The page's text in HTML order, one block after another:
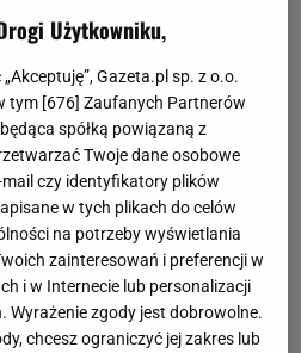
Użytkowniku,
Gazeta.pl sp. z o.o.
tym [676] Zaufanych Partnerów
spółką powiązaną z
Twoje dane osobowe
mail czy identyfikatory plików
w tych plikach do celów
na potrzeby wyświetlania
zainteresowań i preferencji w
i w Internecie lub personalizacji
Wyrażenie zgody jest dobrowolne.
chcesz ograniczyć jej zakres lub